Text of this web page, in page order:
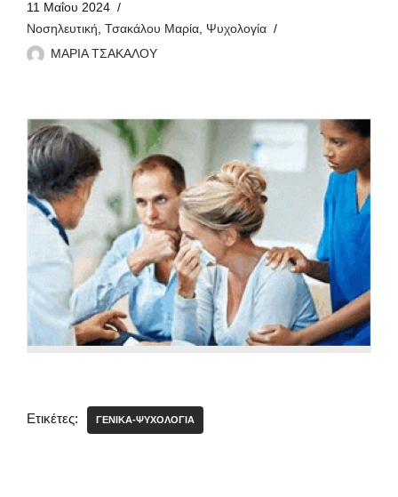
11 Μαΐου 2024
Νοσηλευτική, Τσακάλου Μαρία, Ψυχολογία
ΜΑΡΙΑ ΤΣΑΚΑΛΟΥ
Ετικέτες: ΓΕΝΙΚΑ-ΨΥΧΟΛΟΓΙΑ